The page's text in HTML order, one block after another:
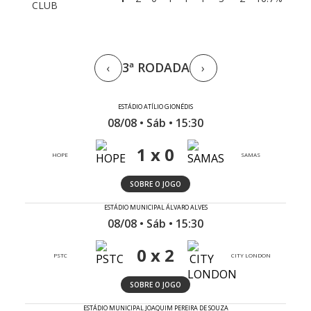
CLUB
‹ 3ª RODADA ›
ESTÁDIO ATÍLIO GIONÉDIS
08/08 • Sáb • 15:30
HOPE 1 x 0 SAMAS
SOBRE O JOGO
ESTÁDIO MUNICIPAL ÁLVARO ALVES
08/08 • Sáb • 15:30
PSTC 0 x 2 CITY LONDON
SOBRE O JOGO
ESTÁDIO MUNICIPAL JOAQUIM PEREIRA DE SOUZA